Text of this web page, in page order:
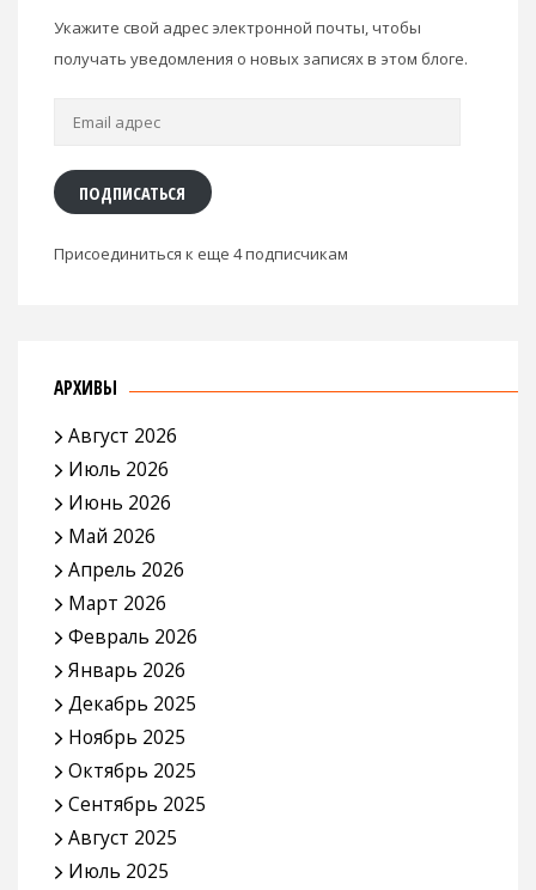
Укажите свой адрес электронной почты, чтобы
получать уведомления о новых записях в этом блоге.
Email
ПОДПИСАТЬСЯ
Присоединиться к еще 4 подписчикам
АРХИВЫ
Август 2026
Июль 2026
Июнь 2026
Май 2026
Апрель 2026
Март 2026
Февраль 2026
Январь 2026
Декабрь 2025
Ноябрь 2025
Октябрь 2025
Сентябрь 2025
Август 2025
Июль 2025